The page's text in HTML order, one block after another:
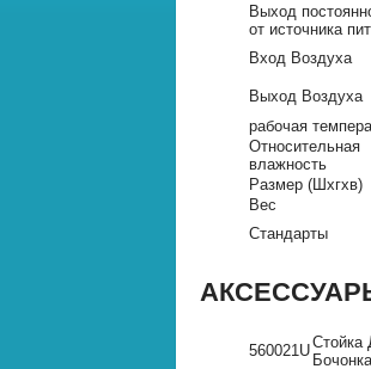
Выход
от источника
Вход Воздуха
Выход Воздуха
рабочая
Относительная
влажность
Размер (Шхгхв)
Вес
Стандарты
560021UСтойка
Бочонка